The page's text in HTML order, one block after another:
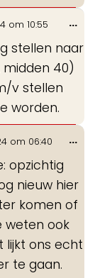
om 10:55
stellen naar
midden 40)
v stellen
worden.
...
om 06:40
opzichtig
nieuw hier
komen of
weten ook
lijkt ons echt
te gaan.
...